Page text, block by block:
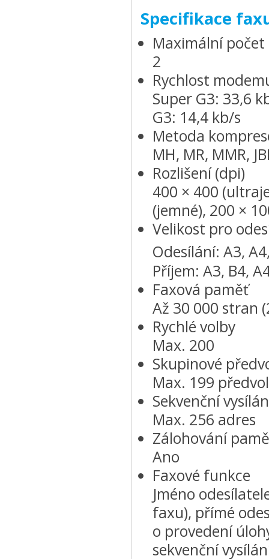
Specifikace
Maximální
2
Rychlost
Super G3: 33,6
G3: 14,4 kb/s
Metoda
MH, MR, MMR,
Rozlišení (dpi)
400 × 400
(jemné), 200 ×
Velikost pro
Odesílání: A3,
Příjem: A3, B4,
Faxová paměť
Až 30 000 stran
Rychlé volby
Max. 200
Skupinové
Max. 199
Sekvenční
Max. 256 adres
Zálohování
Ano
Faxové funkce
Jméno
faxu), přímé
o provedení
sekvenční